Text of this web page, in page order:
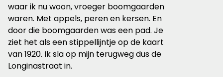
waar ik nu woon, vroeger boomgaarden
waren. Met appels, peren en kersen. En
door die boomgaarden was een pad. Je
ziet het als een stippellijntje op de kaart
van 1920. Ik sla op mijn terugweg dus de
Longinastraat in.